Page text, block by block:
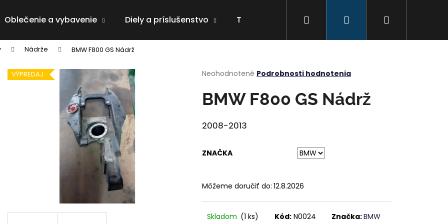
Oblečenie a vybavenie Diely a príslušenstvo Tabuľka veľkostí Kontakty Značky
Hľadať Prihlásenie
Nádrže BMW F800 GS Nádrž
Priemerné
produktu
je
z
5
Neohodnotené Podrobnosti hodnotenia
BMW F800 GS Nádrž
2008-2013
ZNAČKA
Môžeme doručiť do: 12.8.2026
Skladom (1 ks) Kód: N0024 Značka:BMW
VÝPREDAJ
Čo potrebujete nájsť?
Odporúčame